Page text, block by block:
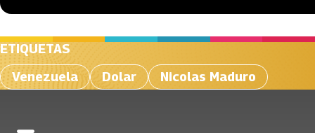
ETIQUETAS
Venezuela
Dolar Nicolas Maduro